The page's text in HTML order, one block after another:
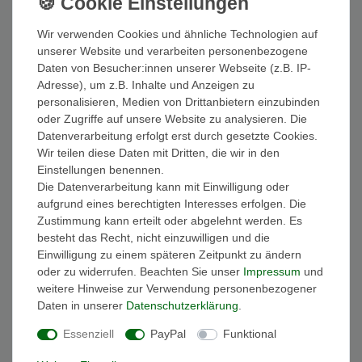
und setzt diese Stiefelette auch noch stilvoll in Szene. Die
und eine Laufsohle aus Gummi. Die Levi´s Solvi Quilted sind
absolut toll mit allem kombinierbar.
Farbe: Schwarz
Herstellerfarbe: 559 Full Black
Modell: 233619-1912
Artikelname: Solvi Quilted
Obermaterial: Leder und Textil
Innenmaterial: Textil
Decksohle: Textil
Sohle: abriebfester Gummi
Schuhspitze: Rund
Verschluss: Schnürung
Absatzform: Blockabsatz
Absatzhöhe :3cm
Anlass: Freizeit
Außensohle: abriebfest
Fütterungsdicke: ungefüttert
Wir verwenden Cookies und ähnliche Technologien auf
unserer Website und verarbeiten personenbezogene
Daten von Besucher:innen unserer Webseite (z.B. IP-
Adresse), um z.B. Inhalte und Anzeigen zu
personalisieren, Medien von Drittanbietern einzubinden
oder Zugriffe auf unsere Website zu analysieren. Die
Datenverarbeitung erfolgt erst durch gesetzte Cookies.
Wir teilen diese Daten mit Dritten, die wir in den
Einstellungen benennen.
Die Datenverarbeitung kann mit Einwilligung oder
aufgrund eines berechtigten Interesses erfolgen. Die
Zustimmung kann erteilt oder abgelehnt werden. Es
besteht das Recht, nicht einzuwilligen und die
Einwilligung zu einem späteren Zeitpunkt zu ändern
oder zu widerrufen. Beachten Sie unser Impressum und
weitere Hinweise zur Verwendung personenbezogener
Daten in unserer Daten­schutz­erklärung
Essenziell PayPal Funktional